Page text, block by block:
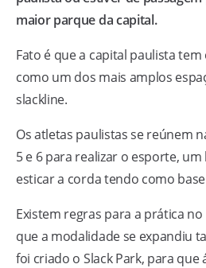
maior parque da capital.
Fato é que a capital paulista
como um dos mais amplos
slackline.
Os atletas paulistas se reúnem
5 e 6 para realizar o esporte,
esticar a corda tendo como
Existem regras para a prática
que a modalidade se expandiu
foi criado o Slack Park, para que